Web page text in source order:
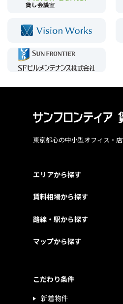
東京都心の中小型オフィス・
エリアから探す
賃料相場から探す
路線・駅から探す
マップから探す
こだわり条件
新着物件